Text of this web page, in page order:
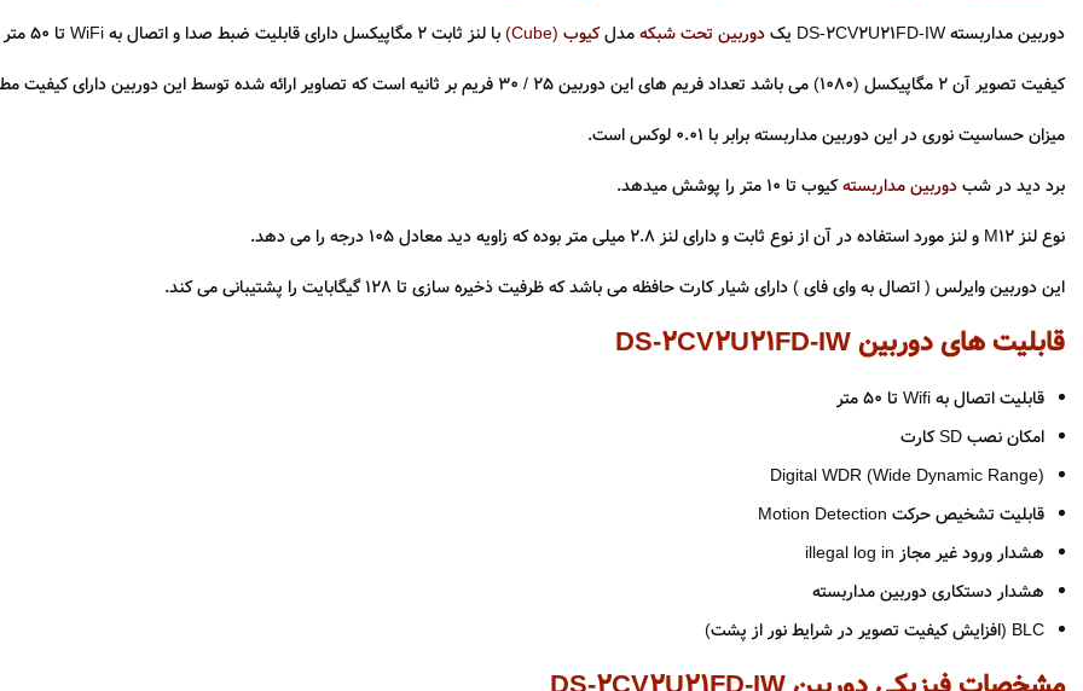
دوربین مداربسته DS-2CV2U21FD-IW یک دوربین تحت شبکهمدلکیوب (Cube)
با لنز ثابت 2 مگاپیکسل دارای قابلیت ضبط صدا و اتصال به WiFi تا 50 متر ساخت شرکت هایک ویژن است.
کیفیت تصویر آن 2 مگاپیکسل (1080) می باشد تعداد فریم های این دوربین ۲۵ / ۳۰ فریم بر ثانیه است که تصاویر ارائه شده توسط این دوربین دارای کیفیت مطلوبی هستند.
میزان حساسیت نوری در این دوربین مداربسته برابر با ۰.۰۱ لوکس است.
برد دید در شبدوربین مداربستهکیوب تا ۱۰ متر را پوشش میدهد.
نوع لنز M12 و لنز مورد استفاده در آن از نوع ثابت و دارای لنز 2.8 میلی متر بوده که زاویه دید معادل 105 درجه را می دهد.
این دوربین وایرلس ( اتصال به وای فای ) دارای شیار کارت حافظه می باشد که ظرفیت ذخیره سازی تا 128 گیگابایت را پشتیبانی می کند.
قابلیت های دوربین DS-2CV2U21FD-IW
قابلیت اتصال به Wifi تا 50 متر
امکان نصب SD کارت
Digital WDR (Wide Dynamic Range)
قابلیت تشخیص حرکت Motion Detection
هشدار ورود غیر مجاز illegal log in
هشدار دستکاری دوربین مداربسته
BLC (افزایش کیفیت تصویر در شرایط نور از پشت)